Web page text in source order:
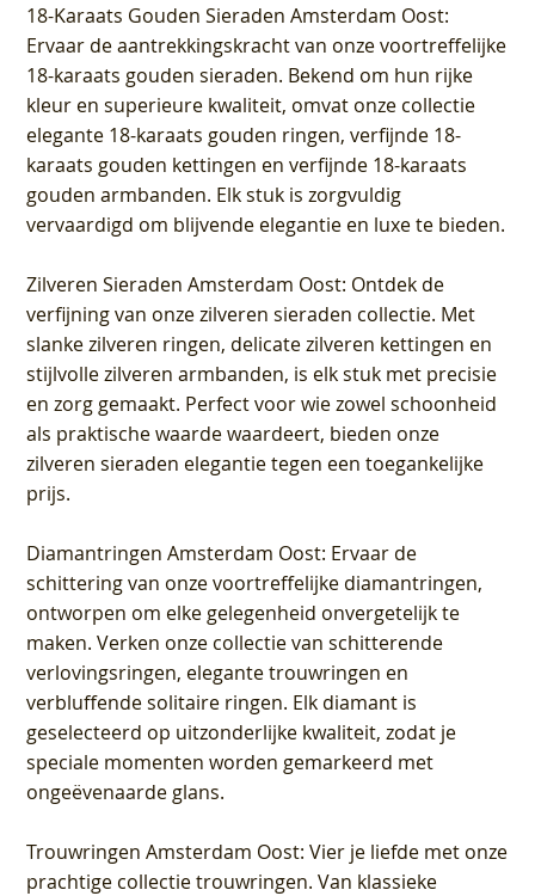
18-Karaats Gouden Sieraden Amsterdam Oost:
Ervaar de aantrekkingskracht van onze voortreffelijke
18-karaats gouden sieraden. Bekend om hun rijke
kleur en superieure kwaliteit, omvat onze collectie
elegante 18-karaats gouden ringen, verfijnde 18-
karaats gouden kettingen en verfijnde 18-karaats
gouden armbanden. Elk stuk is zorgvuldig
vervaardigd om blijvende elegantie en luxe te bieden.
Zilveren Sieraden Amsterdam Oost: Ontdek de
verfijning van onze zilveren sieraden collectie. Met
slanke zilveren ringen, delicate zilveren kettingen en
stijlvolle zilveren armbanden, is elk stuk met precisie
en zorg gemaakt. Perfect voor wie zowel schoonheid
als praktische waarde waardeert, bieden onze
zilveren sieraden elegantie tegen een toegankelijke
prijs.
Diamantringen Amsterdam Oost: Ervaar de
schittering van onze voortreffelijke diamantringen,
ontworpen om elke gelegenheid onvergetelijk te
maken. Verken onze collectie van schitterende
verlovingsringen, elegante trouwringen en
verbluffende solitaire ringen. Elk diamant is
geselecteerd op uitzonderlijke kwaliteit, zodat je
speciale momenten worden gemarkeerd met
ongeëvenaarde glans.
Trouwringen Amsterdam Oost: Vier je liefde met onze
prachtige collectie trouwringen. Van klassieke